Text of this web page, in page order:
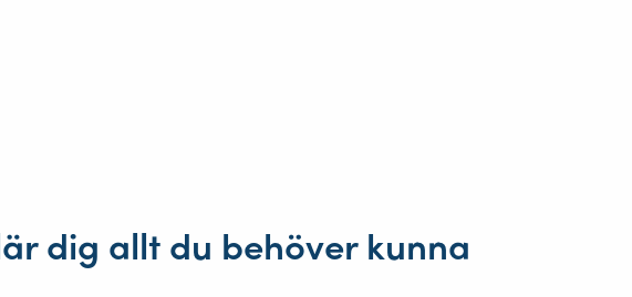
dig allt du behöver kunna